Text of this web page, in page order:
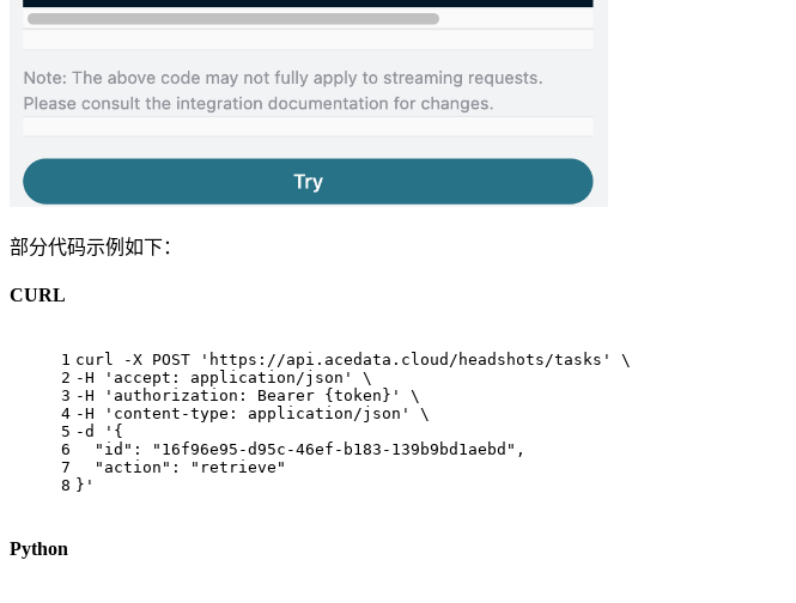
部分代码示例如下：
CURL
1
2
3
4
5
6
7
8
curl -X POST 'https://api.acedata.cloud/headshots/tasks'
\
-H
'accept: application/json'
\
-H
'authorization: Bearer {token}'
\
-H
'content-type: application/json'
\
-d
'{
  "id": "16f96e95-d95c-46ef-b183-139b9bd1aebd",
  "action": "retrieve"
}'
Python